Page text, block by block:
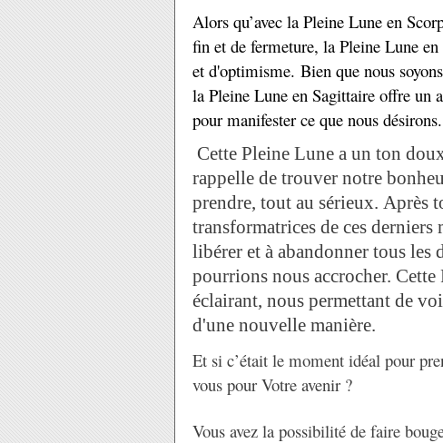
Alors qu’avec la Pleine Lune en
fin et de fermeture, la Pleine Lune
et d'optimisme. Bien que nous
la Pleine Lune en Sagittaire offre un
pour manifester ce que nous désirons.
Cette Pleine Lune a un ton
rappelle de trouver notre
prendre, tout au sérieux. Après
transformatrices de ces
libérer et à abandonner tous les
pourrions nous accrocher.
éclairant, nous permettant de
d'une nouvelle manière.
Et si c’était le moment idéal pour
vous pour Votre avenir ?
Vous avez la possibilité de faire